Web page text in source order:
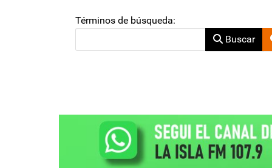
Formulario de búsqueda
Términos de búsqueda:
Buscar